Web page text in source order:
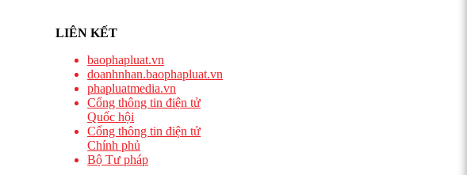
LIÊN KẾT
baophapluat.vn
doanhnhan.baophapluat.vn
phapluatmedia.vn
Cổng thông tin điện tử
Quốc hội
Cổng thông tin điện tử
Chính phủ
Bộ Tư pháp